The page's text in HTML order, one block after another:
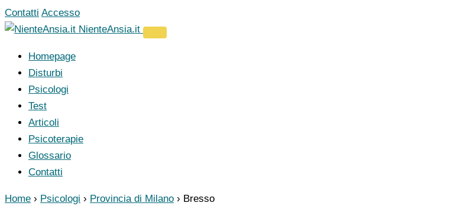
Vai
al
Contatti Accesso
NienteAnsia.it
Homepage
Disturbi
Psicologi
Test
Articoli
Psicoterapie
Glossario
Contatti
Home › Psicologi › Provincia di Milano › Bresso